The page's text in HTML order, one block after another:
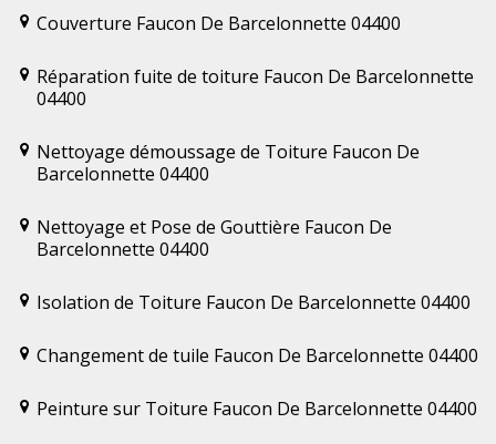
Couverture Faucon De Barcelonnette 04400
Réparation fuite de toiture Faucon De Barcelonnette
04400
Nettoyage démoussage de Toiture Faucon De
Barcelonnette 04400
Nettoyage et Pose de Gouttière Faucon De
Barcelonnette 04400
Isolation de Toiture Faucon De Barcelonnette 04400
Changement de tuile Faucon De Barcelonnette 04400
Peinture sur Toiture Faucon De Barcelonnette 04400